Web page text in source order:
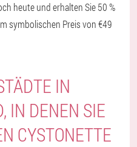
heute und erhalten Sie 50 %
symbolischen Preis von €49
IN
IN DENEN SIE
CYSTONETTE